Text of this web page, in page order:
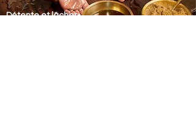
Détente et lâcher-